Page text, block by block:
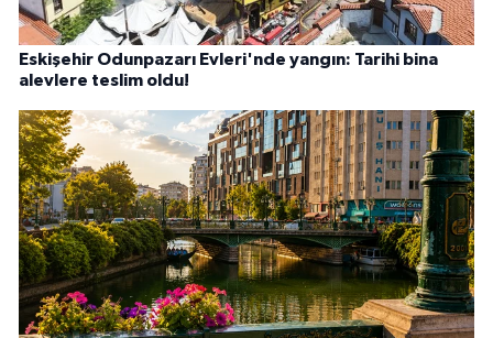
Eskişehir Odunpazarı Evleri'nde yangın: Tarihi bina
alevlere teslim oldu!